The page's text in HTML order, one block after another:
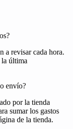
a revisar cada hora.
última
envío?
por la tienda
sumar los gastos
de la tienda.